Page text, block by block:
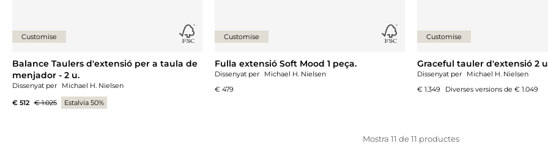
Customise
Balance Taulers d'extensió per a taula de
menjador - 2 u.
Dissenyat per
Michael H. Nielsen
€ 512 € 1.025 Estalvia 50%
Customise
Fulla extensió Soft Mood 1 peça.
Dissenyat per
Michael H. Nielsen
€ 479
Customise
Graceful tauler d'extensió 2
Dissenyat per
Michael H. Nielsen
€ 1.349
Diverses versions de € 1.049
Mostra 11 de11 productes